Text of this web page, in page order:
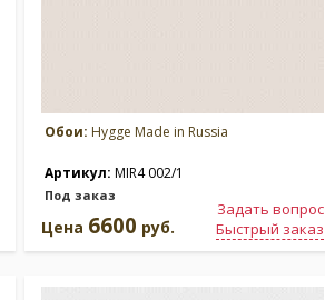
Обои: Hygge Made in Russia
Артикул: MIR4 002/1
Под заказ
Задать вопрос
Быстрый заказ
Цена 6600 руб.